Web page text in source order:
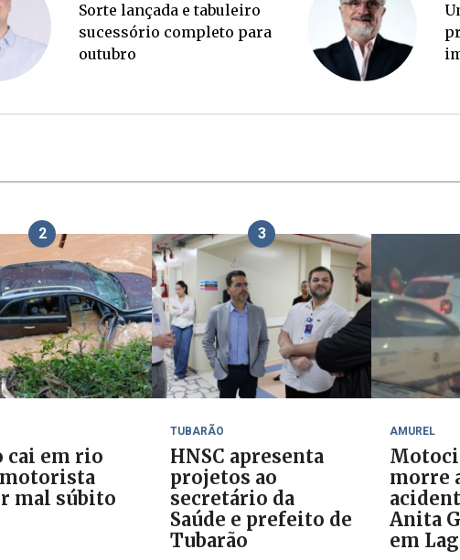
Ponte Anita Garibaldi virou
palanque eleitoral
2
cai em rio
motorista
mal súbito
3
TUBARÃO
HNSC apresenta
projetos ao
secretário da
Saúde e prefeito de
Tubarão
AMUREL
morre
Anita
em